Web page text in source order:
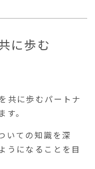
に歩む
共に歩むパートナ
す。
いての知識を深
うになることを目